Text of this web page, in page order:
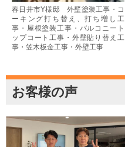
春日井市Y様邸 外壁塗装工事・コ
ーキング打ち替え、打ち増し工
事・屋根塗装工事・バルコニート
ップコート工事・外壁貼り替え工
事・笠木板金工事・外壁工事
お客様の声